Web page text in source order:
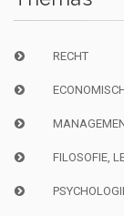
RECHT
FILOSOFIE,